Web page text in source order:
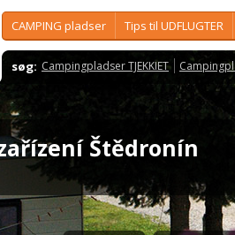
CAMPING pladser Tips til UDFLUGTER
søg: Campingpladser TJEKKIET
Štědronín